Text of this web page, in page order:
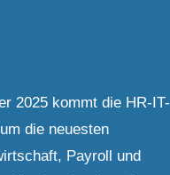
2025 kommt die HR-IT-
die neuesten
Payroll und